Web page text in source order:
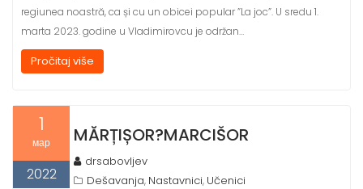
regiunea noastră, ca și cu un obicei popular ”La joc”. U sredu 1.
marta 2023. godine u Vladimirovcu je održan…
Pročitaj više
1
мар
2022
MĂRȚIȘOR?MARCIŠOR
drsabovljev
Dešavanja, Nastavnici, Učenici